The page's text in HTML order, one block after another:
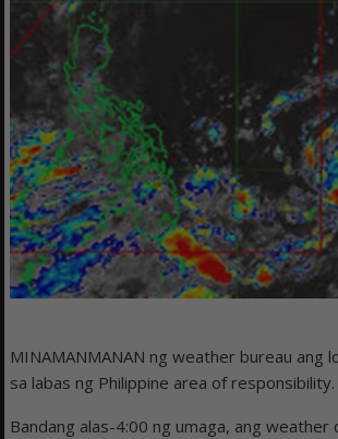
MINAMANMANAN ng weather bureau ang
sa labas ng Philippine area of responsibility.
Bandang alas-4:00 ng umaga, ang weather